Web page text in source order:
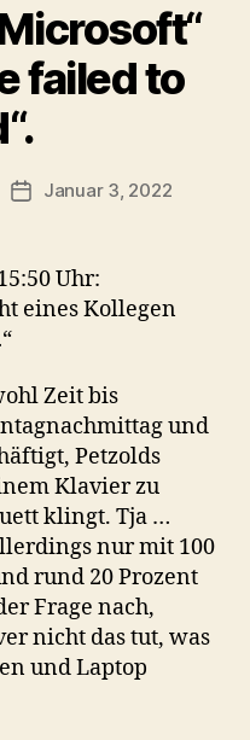
failed to
Beitragsdatum
Januar 3, 2022
Uhr:
eines Kollegen
Zeit bis
und
Petzolds
Klavier zu
klingt. Tja …
nur mit 100
rund 20 Prozent
Frage nach,
nicht das tut, was
und Laptop